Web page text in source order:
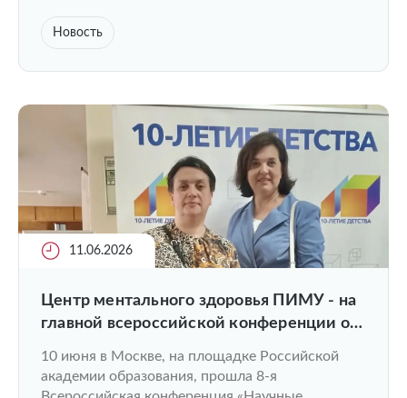
Новость
11.06.2026
Центр ментального здоровья ПИМУ - на
главной всероссийской конференции о
10 июня в Москве, на площадке Российской
академии образования, прошла 8-я